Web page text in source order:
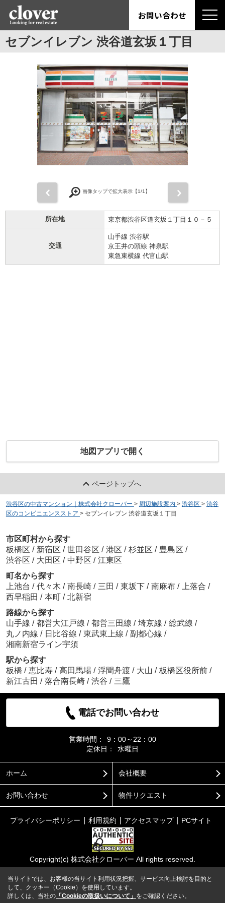
お問い合わせ
セブンイレブン 渋谷道玄坂１丁目
画像タップで拡大表示【1/1】
所在地 東京都渋谷区道玄坂１丁目１０－５
交通
山手線 渋谷駅
京王井の頭線 神泉駅
東急東横線 代官山駅
地図アプリで開く
ページトップへ
渋谷区の中古マンション｜株式会社クローバー > 周辺施設案内 > 渋谷区 > 渋谷
区のコンビニエンスストア > セブンイレブン 渋谷道玄坂１丁目
市区町村から探す
板橋区 / 新宿区 / 世田谷区 / 港区 / 杉並区 / 豊島区 /
渋谷区 / 大田区 / 中野区 / 江東区
町名から探す
上池台 / 代々木 / 南長崎 / 三田 / 東坂下 / 南麻布 / 上落合 /
西早稲田 / 本町 / 北新宿
路線から探す
山手線 / 都営大江戸線 / 都営三田線 / 埼京線 / 総武線 /
丸ノ内線 / 日比谷線 / 東武東上線 / 副都心線 /
湘南新宿ライン宇須
駅から探す
板橋 / 恵比寿 / 高田馬場 / 浮間舟渡 / 大山 / 板橋区役所前 /
新江古田 / 落合南長崎 / 渋谷 / 三鷹
電話でお問い合わせ
営業時間：
9：00～22：00
定休日：
水曜日
ホーム 会社概要
お問い合わせ 物件リクエスト
プライバシーポリシー 利用規約 アクセスマップ PCサイト
Copyright(c) 株式会社クローバー All rights reserved.
当サイトでは、お客様の当サイト利用状況把握、サービス向上検討を目的と
して、クッキー（Cookie）を使用しています。
詳しくは、当社の 「Cookieの取扱いについて」 をご確認ください。